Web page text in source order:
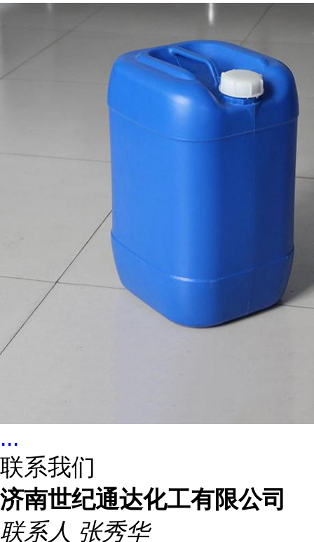
...
联系我们
济南世纪通达化工有限公司
联系人 张秀华